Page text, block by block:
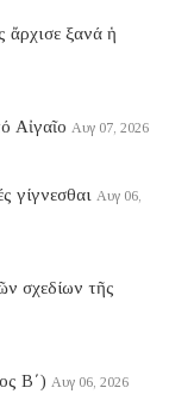
ἄρχισε ξανά ἡ
Αἰγαῖο Αυγ 07, 2026
γίγνεσθαι Αυγ 06,
σχεδίων τῆς
B΄) Αυγ 06, 2026